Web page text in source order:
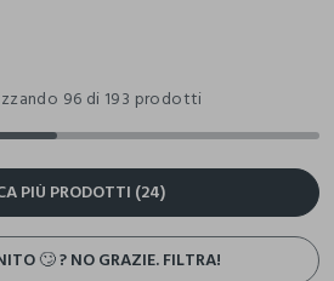
96 di 193 prodotti
PIÙ PRODOTTI (24)
🙄 ? NO GRAZIE. FILTRA!